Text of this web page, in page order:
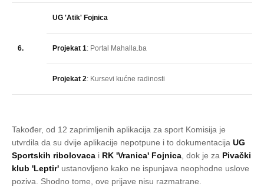
6.
UG 'Atik' Fojnica
Projekat 1: Portal Mahalla.ba
Projekat 2: Kursevi kućne radinosti
Također, od 12 zaprimljenih aplikacija za sport Komisija je
utvrdila da su dvije aplikacije nepotpune i to dokumentacija UG
Sportskih ribolovaca i RK 'Vranica' Fojnica , dok je za Pivački
klub 'Leptir' ustanovljeno kako ne ispunjava neophodne uslove
poziva. Shodno tome, ove prijave nisu razmatrane.